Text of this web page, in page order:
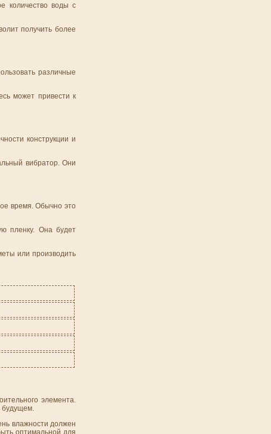
количество воды с
получить более
различные
может привести к
конструкции и
вибратор. Они
время. Обычно это
пленку. Она будет
или производить
элемента.
будущем.
влажности должен